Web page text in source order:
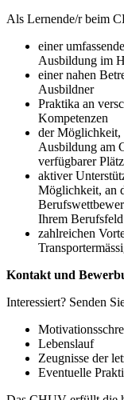
Als Lernende/r beim
einer
Ausbildung im
einer nahen
Ausbildner
Praktika an
Kompetenzen
der Möglichkeit,
Ausbildung am
verfügbarer
aktiver
Möglichkeit, an
Ihrem Berufsfeld
zahlreichen
Kontakt und
Interessiert? Senden
Lebenslauf
Zeugnisse der
Eventuelle